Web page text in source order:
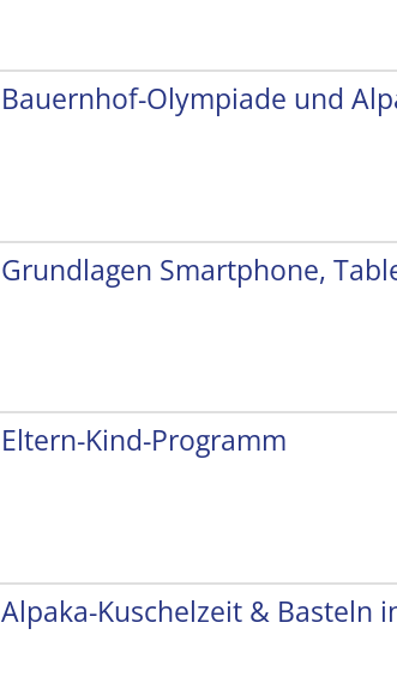
Bauernhof-Olympiade und
Grundlagen Smartphone,
Eltern-Kind-Programm
Alpaka-Kuschelzeit & Basteln